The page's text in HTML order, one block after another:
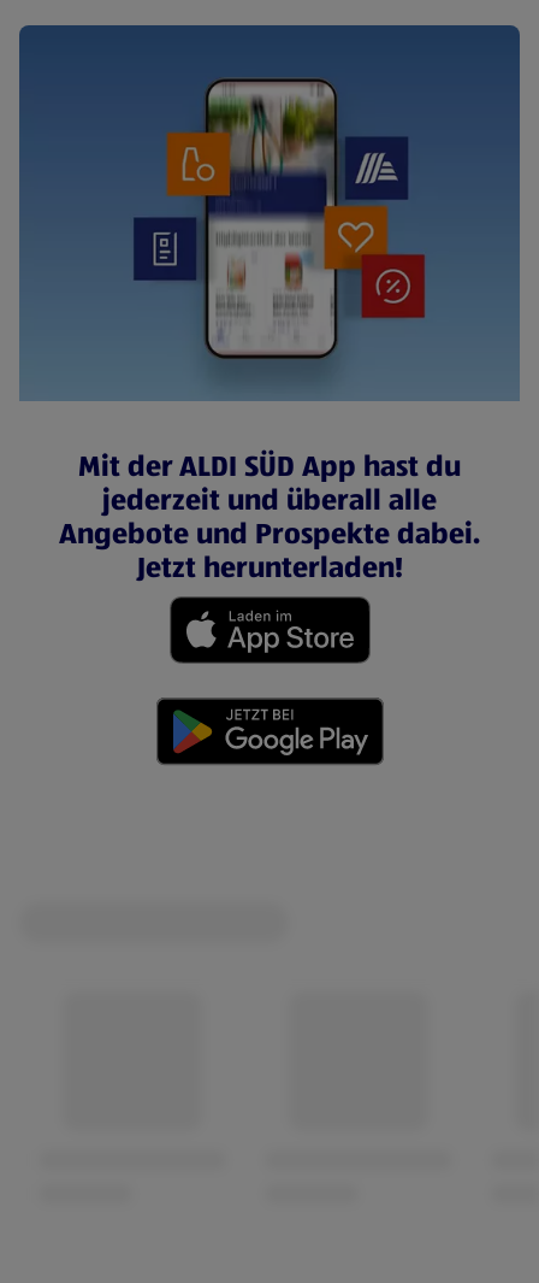
Mit der ALDI SÜD App hast du
jederzeit und überall alle
Angebote und Prospekte dabei.
Jetzt herunterladen!